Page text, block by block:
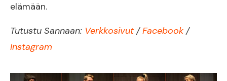
elämään.
Tutustu Sannaan: Verkkosivut /Facebook /
Instagram